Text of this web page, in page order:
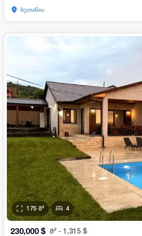
ბეთანია
175 მ² 4
230,000 $ მ² - 1,315 $